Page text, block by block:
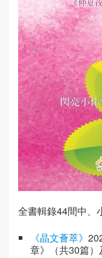
全書輯錄44間中、
《晶文薈萃》
章》（共30篇）